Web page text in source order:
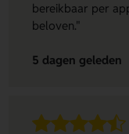
bereikbaar per
beloven."
5 dagen geleden